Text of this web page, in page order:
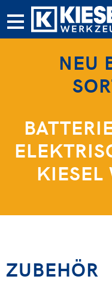
NEU
KIESEL
ZUBEHÖR